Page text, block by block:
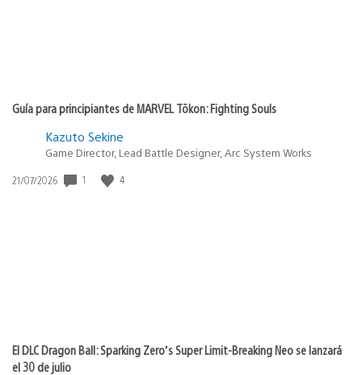
Guía para principiantes de MARVEL Tōkon: Fighting Souls
Kazuto Sekine
Game Director, Lead Battle Designer, Arc System Works
Fecha
21/07/2026 1 4
El DLC Dragon Ball: Sparking Zero’s Super Limit-Breaking Neo se lanzará
el 30 de julio